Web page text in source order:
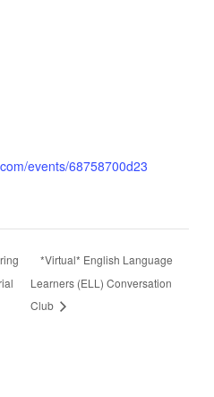
events/68758700d23
*Virtual* English Language
Learners (ELL) Conversation
Club